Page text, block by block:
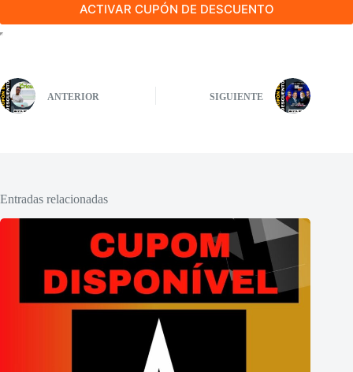
ACTIVAR CUPÓN DE DESCUENTO
ANTERIOR SIGUIENTE
Entradas relacionadas